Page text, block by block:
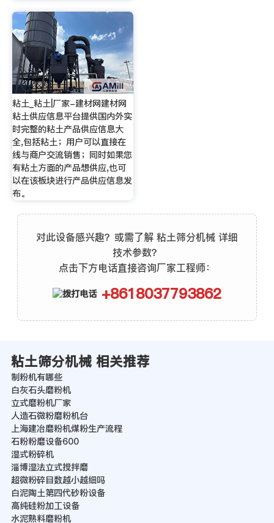
粘土_粘土|厂家-建材网建材网
粘土供应信息平台提供国内外实
时完整的粘土产品供应信息大
全,包括粘土；用户可以直接在
线与商户交流销售；同时如果您
有粘土方面的产品想供应,也可
以在该板块进行产品供应信息发
布。
对此设备感兴趣？或需了解 粘土筛分机械 详细
技术参数？
点击下方电话直接咨询厂家工程师：
+8618037793862
粘土筛分机械 相关推荐
制粉机有哪些
白灰石头磨粉机
立式磨粉机厂家
人造石微粉磨粉机台
上海建冶磨粉机煤粉生产流程
石粉粉磨设备600
湿式粉碎机
淄博湿法立式搅拌磨
超微粉碎目数越小越细吗
白泥陶土第四代砂粉设备
高纯硅粉加工设备
水泥熟料磨粉机